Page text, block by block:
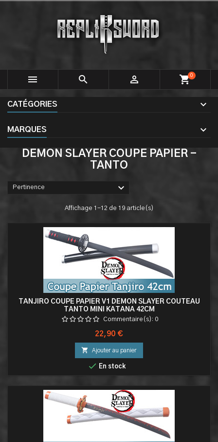
   shopping_cart0
CATÉGORIES
MARQUES
DEMON SLAYER COUPE PAPIER -
TANTO
Pertinence 
Affichage 1-12 de 19 article(s)
TANJIRO COUPE PAPIER V1 DEMON SLAYER COUTEAU
TANTO MINI KATANA 42CM
Commentaire(s): 0
Prix
22,90 €
 Ajouter au panier
 En stock